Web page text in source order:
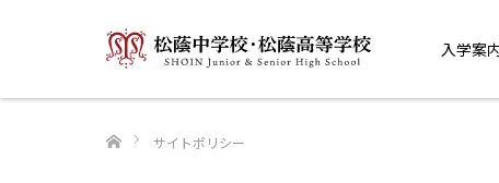
入学案
ホーム
サイトポリシー